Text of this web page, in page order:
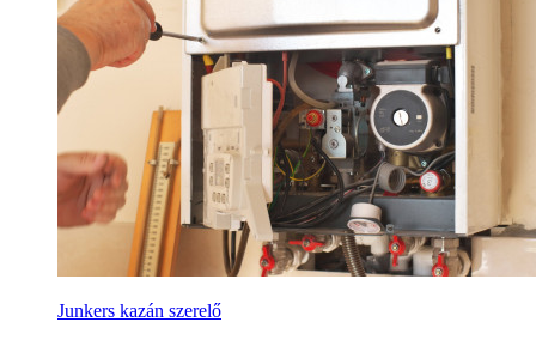
Junkers kazán szerelő